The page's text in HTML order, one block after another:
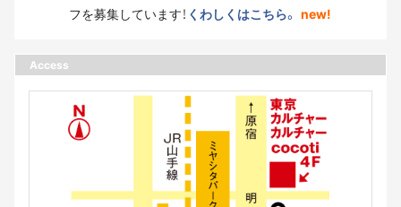
フを募集しています！ くわしくはこちら。 new!
Access